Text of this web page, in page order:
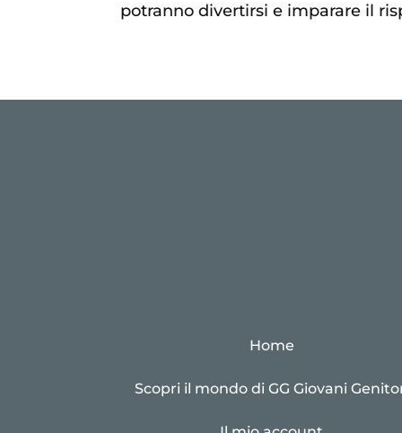
potranno divertirsi e imparare il
Home
Scopri il mondo di GG Giovani